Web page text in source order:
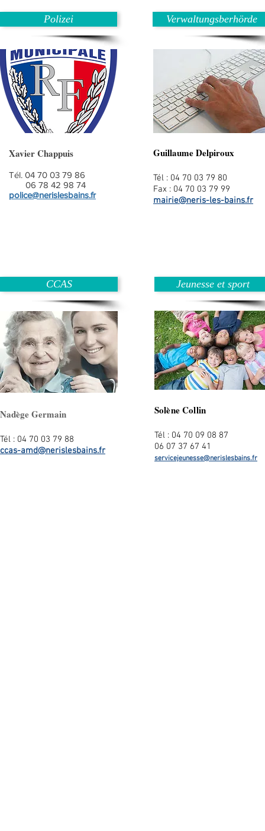
Polizei
Xavier Chappuis
Tél. 04 70 03 79 86
06 78 42 98 74
police@nerislesbains.fr
Verwaltungsberhörde
Guillaume Delpiroux
Tél : 04 70 03 79 80
Fax : 04 70 03 79 99
mairie@neris-les-bains.fr
CCAS
Nadège Germain
Tél : 04 70 03 79 88
ccas-amd@nerislesbains.fr
Jeunesse et sport
Solène Collin
Tél : 04 70 09 08 87
06 07 37 67 41
servicejeunesse@nerislesbains.fr